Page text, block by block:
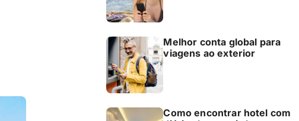
Melhor conta global para
viagens ao exterior
Como encontrar hotel com